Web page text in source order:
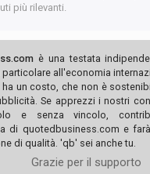
più rilevanti.
è una testata
all'economia
un costo, che non è
Se apprezzi i nostri
e senza vincolo,
di quotedbusiness.com e
di qualità. 'qb' sei anche tu.
Grazie per il supporto